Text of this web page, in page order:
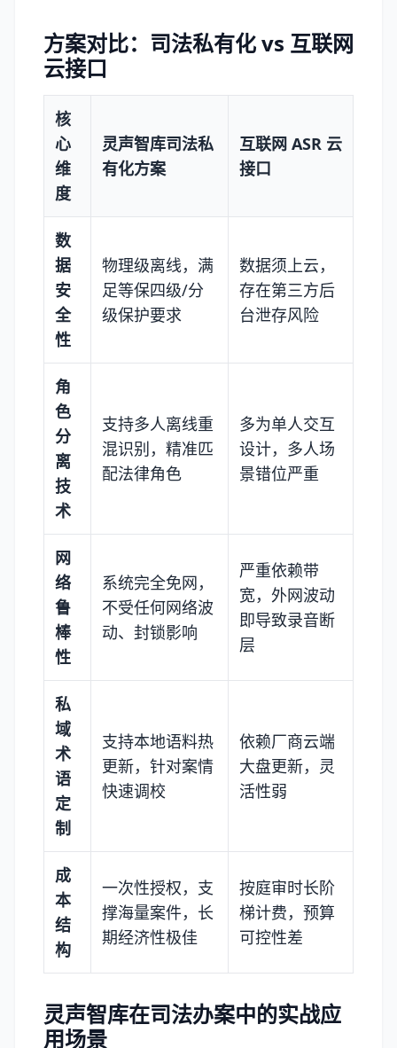
方案对比：司法私有化 vs 互联网
云接口
核
心
维
度
灵声智库司法私
有化方案
互联网 ASR 云
接口
数
据
安
全
性
物理级离线，满
足等保四级/分
级保护要求
数据须上云，
存在第三方后
台泄存风险
角
色
分
离
技
术
支持多人离线重
混识别，精准匹
配法律角色
多为单人交互
设计，多人场
景错位严重
网
络
鲁
棒
性
系统完全免网，
不受任何网络波
动、封锁影响
严重依赖带
宽，外网波动
即导致录音断
层
私
域
术
语
定
制
支持本地语料热
更新，针对案情
快速调校
依赖厂商云端
大盘更新，灵
活性弱
成
本
结
构
一次性授权，支
撑海量案件，长
期经济性极佳
按庭审时长阶
梯计费，预算
可控性差
灵声智库在司法办案中的实战应
用场景